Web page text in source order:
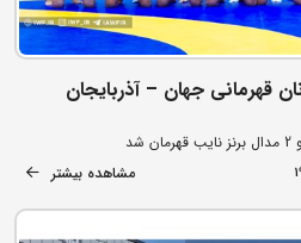
قهرمانی جهان – آذربایجان
مشاهده بیشتر